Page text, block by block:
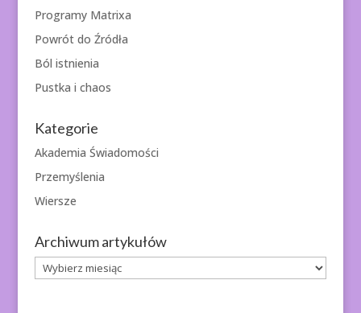
Programy Matrixa
Powrót do Źródła
Ból istnienia
Pustka i chaos
Kategorie
Akademia Świadomości
Przemyślenia
Wiersze
Archiwum artykułów
Archiwum
artykułów